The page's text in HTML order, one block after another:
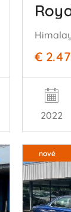
€
2022
nové